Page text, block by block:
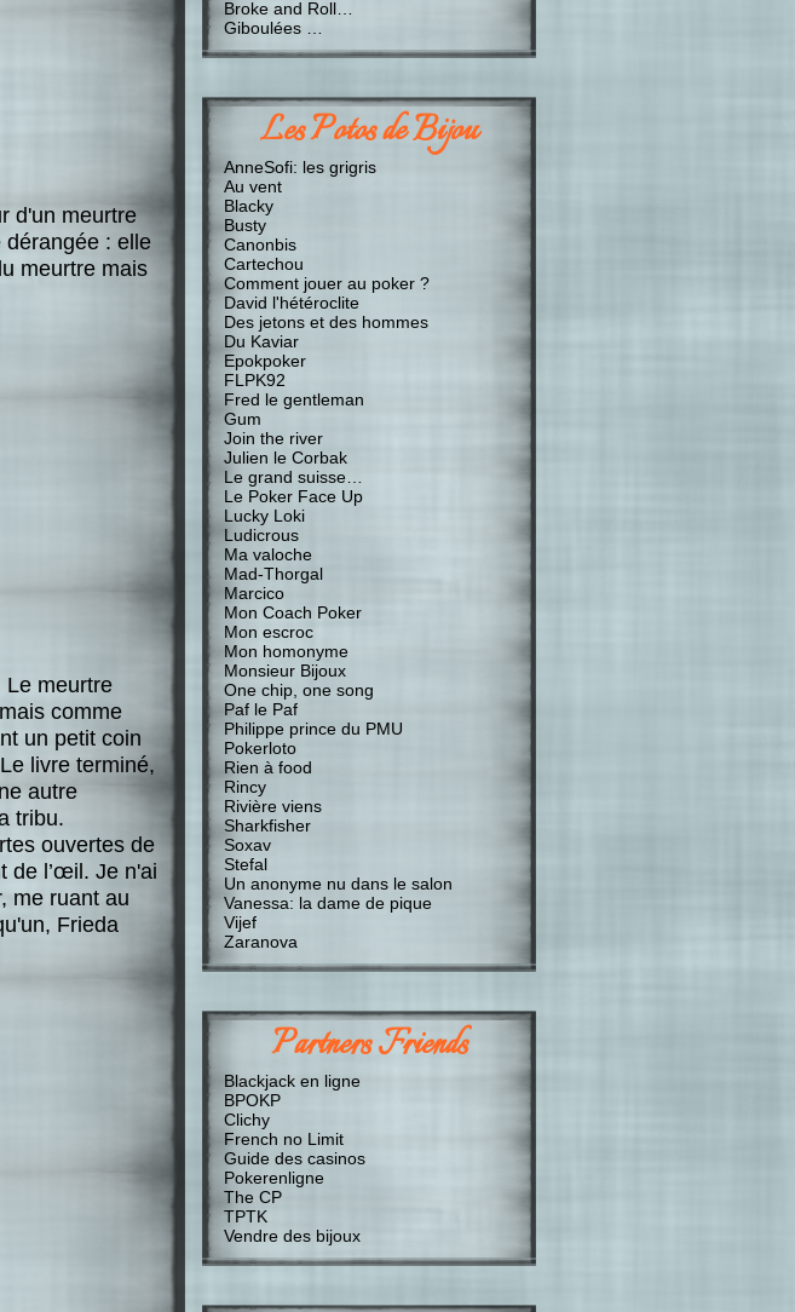
d'un meurtre
: elle
meurtre mais
Le meurtre
comme
un petit coin
livre terminé,
autre
tribu.
ouvertes de
de l’œil. Je n'ai
me ruant au
Frieda
Broke and Roll…
Giboulées …
Les Potos de Bijou
AnneSofi: les grigris
Au vent
Blacky
Busty
Canonbis
Cartechou
Comment jouer au poker ?
David l'hétéroclite
Des jetons et des hommes
Du Kaviar
Epokpoker
FLPK92
Fred le gentleman
Gum
Join the river
Julien le Corbak
Le grand suisse…
Le Poker Face Up
Lucky Loki
Ludicrous
Ma valoche
Mad-Thorgal
Marcico
Mon Coach Poker
Mon escroc
Mon homonyme
Monsieur Bijoux
One chip, one song
Paf le Paf
Philippe prince du PMU
Pokerloto
Rien à food
Rincy
Rivière viens
Sharkfisher
Soxav
Stefal
Un anonyme nu dans le salon
Vanessa: la dame de pique
Vijef
Zaranova
Partners Friends
Blackjack en ligne
BPOKP
Clichy
French no Limit
Guide des casinos
Pokerenligne
The CP
TPTK
Vendre des bijoux